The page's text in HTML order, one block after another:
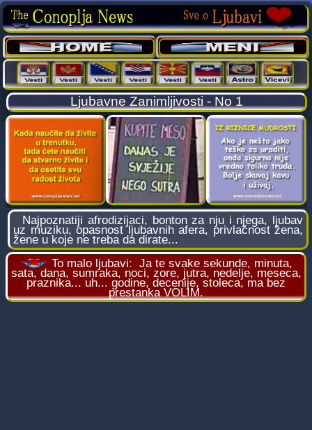
Ljubavne Zanimljivosti - No 1
Najpoznatiji afrodizijaci, bonton za nju i njega, ljubav
uz muziku, opasnost ljubavnih afera, privlačnost žena,
žene u koje ne treba da dirate...
To malo ljubavi: Ja te svake sekunde, minuta,
sata, dana, sumraka, noci, zore, jutra, nedelje, meseca,
praznika... uh... godine, decenije, stoleca, ma bez
prestanka VOLIM.